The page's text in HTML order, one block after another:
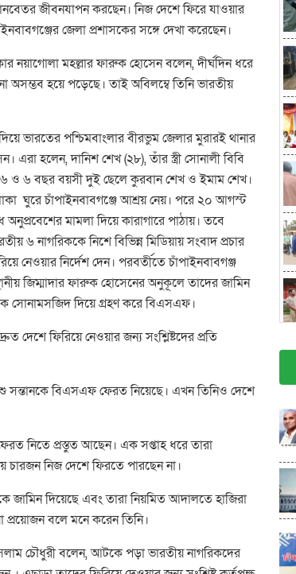
জীবনযাপন করছেন। নিজ দেশে ফিরে যাওয়ার
জেলা প্রশাসকের সঙ্গে দেখা করেছেন।
নয়াগোলা মহল্লার ফারুক হোসেন বলেন, দীর্ঘদিন ধরে
অসম্ভব হয়ে পড়েছে। তাই অবিলম্বে তিনি ভারতীয়
ভারতের পশ্চিমবাংলার বীরভুম জেলার মুরারই থানার
হলেন, দানিশ শেখ (২৮), তাঁর স্ত্রী সোনালী বিবি
ও ৬ বছর বয়সী দুই ছেলে কুরবান শেখ ও ইমাম শেখ।
ঘুরে চাঁপাইনবাবগঞ্জে আশ্রয় নেয়। পরে ২০ আগস্ট
মামলা দিয়ে কারাগারে পাঠায়। তবে
৬ নাগরিককে নিশে বিভিন্ন মিডিয়ায় সংবাদ প্রচার
নেওয়ার নির্দেশ দেন। পরবর্তীতে চাঁপাইনবাবগঞ্জ
জিম্মাদার ফারুক হোসেনের অনুকূলে তাদের জামিন
সোনামসজিদ দিয়ে গ্রহণ করে বিএসএফ।
দেশে ফিরিয়ে নেওয়ার জন্য সংশ্লিষ্টদের প্রতি
সন্তানকে বিএসএফ ফেরত নিয়েছে। এখন তিনিও দেশে
নিতে প্রস্তুত আছেন। এক সপ্তাহ ধরে তারা
চারজন নিজ দেশে ফিরতে পারছেন না।
দিয়েছে এবং তারা নিয়মিত আদালতে হাজিরা
প্রয়োজন বলে মনে করেন তিনি।
চৌধুরী বলেন, আটকে পড়া ভারতীয় নাগরিকদের